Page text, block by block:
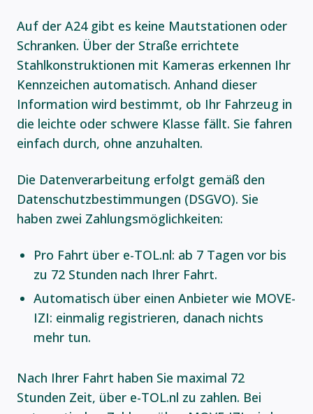
Auf der A24 gibt es keine Mautstationen oder
Schranken. Über der Straße errichtete
Stahlkonstruktionen mit Kameras erkennen Ihr
Kennzeichen automatisch. Anhand dieser
Information wird bestimmt, ob Ihr Fahrzeug in
die leichte oder schwere Klasse fällt. Sie fahren
einfach durch, ohne anzuhalten.
Die Datenverarbeitung erfolgt gemäß den
Datenschutzbestimmungen (DSGVO). Sie
haben zwei Zahlungsmöglichkeiten:
Pro Fahrt über e-TOL.nl: ab 7 Tagen vor bis
zu 72 Stunden nach Ihrer Fahrt.
Automatisch über einen Anbieter wie MOVE-
IZI: einmalig registrieren, danach nichts
mehr tun.
Nach Ihrer Fahrt haben Sie maximal 72
Stunden Zeit, über e-TOL.nl zu zahlen. Bei